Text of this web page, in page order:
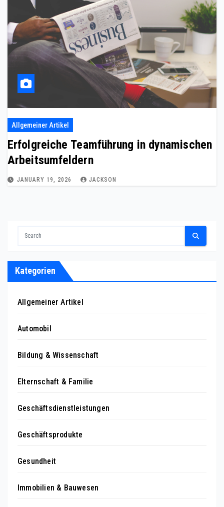
Allgemeiner Artikel
Erfolgreiche Teamführung in dynamischen
Arbeitsumfeldern
JANUARY 19, 2026 JACKSON
Kategorien
Allgemeiner Artikel
Automobil
Bildung & Wissenschaft
Elternschaft & Familie
Geschäftsdienstleistungen
Geschäftsprodukte
Gesundheit
Immobilien & Bauwesen